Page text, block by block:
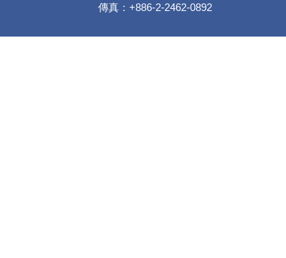
傳真：+886-2-2462-0892